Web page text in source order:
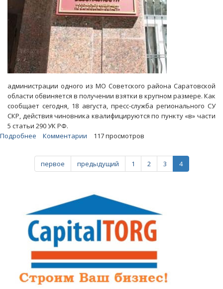
администрации одного из МО Советского района Саратовской
области обвиняется в получении взятки в крупном размере. Как
сообщает сегодня, 18 августа, пресс-служба регионального СУ
СКР, действия чиновника квалифицируются по пункту «в» части
5 статьи 290 УК РФ.
Подробнее
задержали
коррумпированного
Комментарии 117 просмотров
первое предыдущий 1 2 3 4